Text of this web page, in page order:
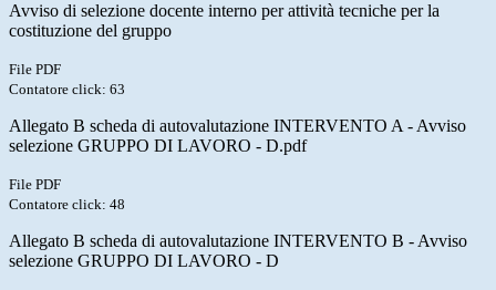
Avviso di selezione docente interno per attività tecniche per la
costituzione del gruppo
File PDF
Contatore click: 63
Allegato B scheda di autovalutazione INTERVENTO A - Avviso
selezione GRUPPO DI LAVORO - D.pdf
File PDF
Contatore click: 48
Allegato B scheda di autovalutazione INTERVENTO B - Avviso
selezione GRUPPO DI LAVORO - D